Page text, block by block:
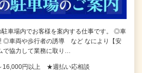
駐車場内でお客様を案内する仕事です。 ◎車
◎車両や歩行者の誘導 など なにより【安
で協力して業務に取り…
16,000円以上 ★週払い応相談